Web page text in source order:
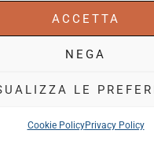
ACCETTA
NEGA
LE
Cookie PolicyPrivacy Policy